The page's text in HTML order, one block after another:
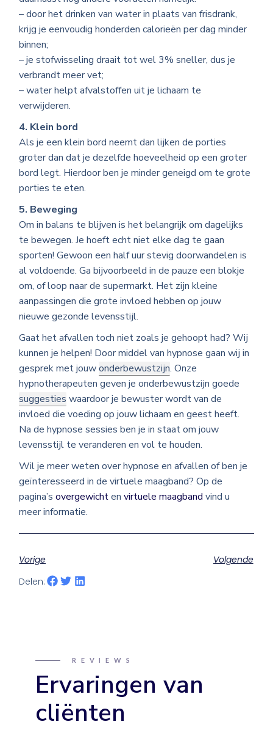
– door het drinken van water in plaats van frisdrank,
krijg je eenvoudig honderden calorieën per dag minder
binnen;
– je stofwisseling draait tot wel 3% sneller, dus je
verbrandt meer vet;
– water helpt afvalstoffen uit je lichaam te
verwijderen.
4. Klein bord
Als je een klein bord neemt dan lijken de porties
groter dan dat je dezelfde hoeveelheid op een groter
bord legt. Hierdoor ben je minder geneigd om te grote
porties te eten.
5. Beweging
Om in balans te blijven is het belangrijk om dagelijks
te bewegen. Je hoeft echt niet elke dag te gaan
sporten! Gewoon een half uur stevig doorwandelen is
al voldoende. Ga bijvoorbeeld in de pauze een blokje
om, of loop naar de supermarkt. Het zijn kleine
aanpassingen die grote invloed hebben op jouw
nieuwe gezonde levensstijl.
Gaat het afvallen toch niet zoals je gehoopt had? Wij
kunnen je helpen! Door middel van hypnose gaan wij in
gesprek met jouwonderbewustzijn. Onze
hypnotherapeuten geven je onderbewustzijn goede
suggesties waardoor je bewuster wordt van de
invloed die voeding op jouw lichaam en geest heeft.
Na de hypnose sessies ben je in staat om jouw
levensstijl te veranderen en vol te houden.
Wil je meer weten over hypnose en afvallen of ben je
geïnteresseerd in de virtuele maagband? Op de
pagina’sovergewichtenvirtuele maagband vind u
meer informatie.
Vorige
Volgende
Delen:
REVIEWS
Ervaringen van
cliënten